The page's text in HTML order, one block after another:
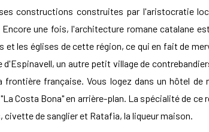
constructions construites par l'aristocratie
une fois, l'architecture romane catalane
et les églises de cette région, ce qui en fait de
un autre petit village de
française. Vous logez dans un hôtel de
Costa Bona" en arrière-plan. La spécialité de ce
de sanglier et Ratafia, la liqueur maison.